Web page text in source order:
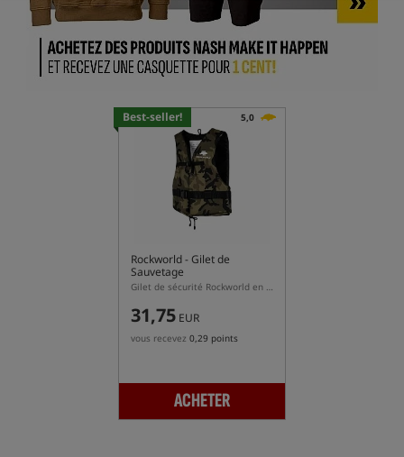
Best-seller! 5,0
Rockworld- Gilet de
Sauvetage
Gilet de sécurité Rockworld en couleur camouflage
31,75 EUR
vous recevez 0,29 points
ACHETER